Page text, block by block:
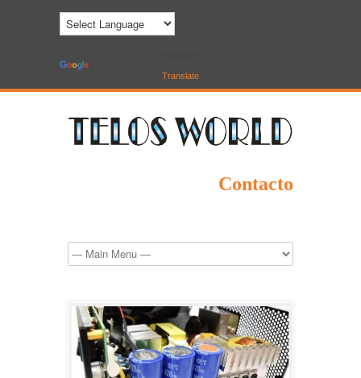
Translate
Contacto